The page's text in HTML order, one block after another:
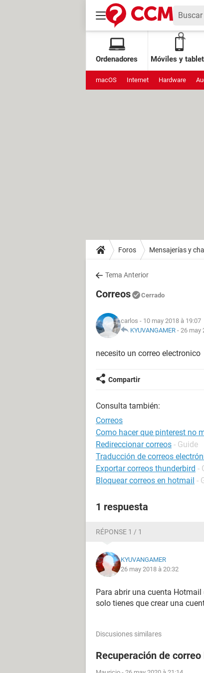
Ordenadores Móviles y
macOS Internet Hardware
Foros Mensajerías y
Tema Anterior
Correos Cerrado
carlos - 10 may 2018 à 19:07
KYUVANGAMER - 26 may
necesito un correo electronico
Compartir
Consulta también:
Correos
Como hacer que pinterest no
Redireccionar correos - Guide
Traducción de correos
Exportar correos thunderbird -
Bloquear correos en hotmail -
1 respuesta
RÉPONSE 1 / 1
KYUVANGAMER
26 may 2018 à 20:32
Para abrir una cuenta
solo tienes que crear una
Discusiones similares
Recuperación de